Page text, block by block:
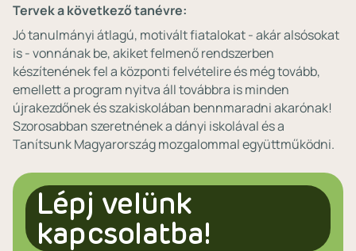
Tervek a következő tanévre:
Jó tanulmányi átlagú, motivált fiatalokat - akár alsósokat
is - vonnának be, akiket felmenő rendszerben
készítenének fel a központi felvételire és még tovább,
emellett a program nyitva áll továbbra is minden
újrakezdőnek és szakiskolában bennmaradni akarónak!
Szorosabban szeretnének a dányi iskolával és a
Tanítsunk Magyarország mozgalommal együttműködni.
Lépj velünk
kapcsolatba!